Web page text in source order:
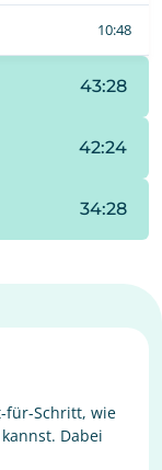
10:48
43:28
42:24
34:28
für-Schritt, wie
Dabei